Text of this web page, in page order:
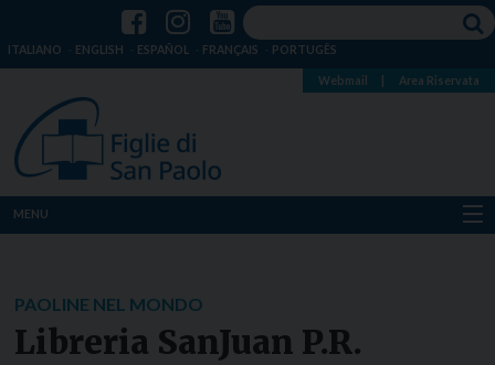
ITALIANO ENGLISH ESPAÑOL FRANÇAIS PORTUGÊS
Webmail Area Riservata
MENU
Dove siamo
PAOLINE NEL MONDO
Libreria SanJuan P.R.